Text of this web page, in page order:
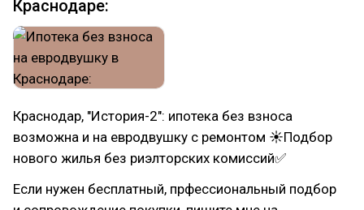
Краснодаре:
Краснодар, "История-2": ипотека без взноса
возможна и на евродвушку с ремонтом ☀Подбор
нового жилья без риэлторских комиссий✅
Если нужен бесплатный, прфессиональный подбор